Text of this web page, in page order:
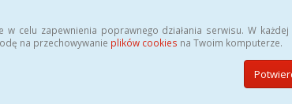
celu zapewnienia poprawnego działania serwisu. W
na przechowywanie plików cookies na Twoim komputerze.